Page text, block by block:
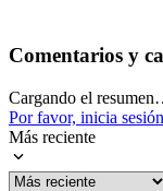
Comentarios y
Cargando el
Por favor, inicia
Más reciente